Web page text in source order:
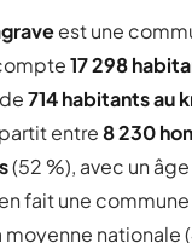
est une
17 298
714 habitants au
entre8 230
(52 %), avec un
fait une
nationale